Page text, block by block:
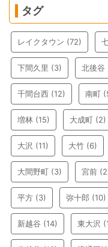
タグ
レイクタウン (72)
下間久里 (3) 北後谷
千間台西 (12) 南町
増林 (15) 大成町 (2)
大沢 (11) 大竹 (6)
大間野町 (3) 宮前
平方 (3) 弥十郎 (10)
新越谷 (14) 東大沢